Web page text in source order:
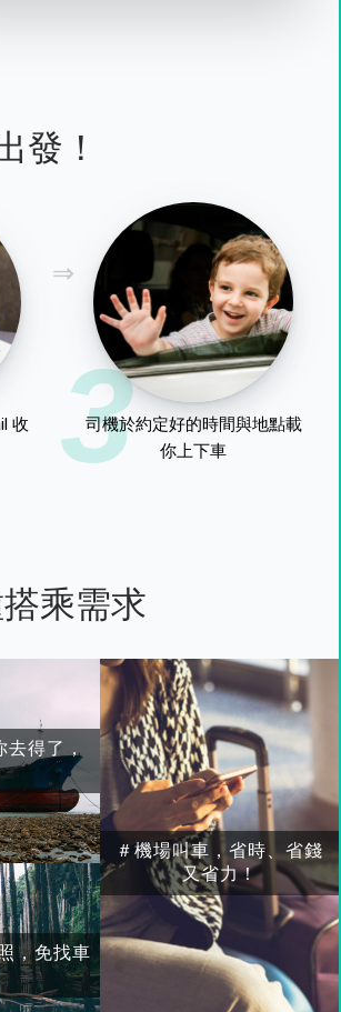
發！
收
3
司機於約定好的時間與地點載
你上下車
乘需求
去得了，
，免找車
＃機場叫車，省時、省錢
又省力！